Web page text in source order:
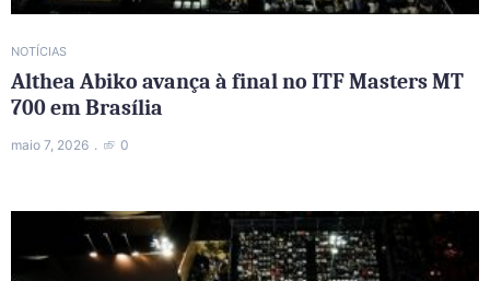
NOTÍCIAS
Althea Abiko avança à final no ITF Masters MT
700 em Brasília
maio 7, 2026 0